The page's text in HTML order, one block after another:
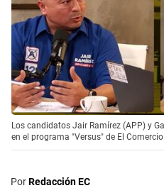
Los candidatos Jair Ramírez (APP) y
en el programa "Versus" de El
PorRedacción EC